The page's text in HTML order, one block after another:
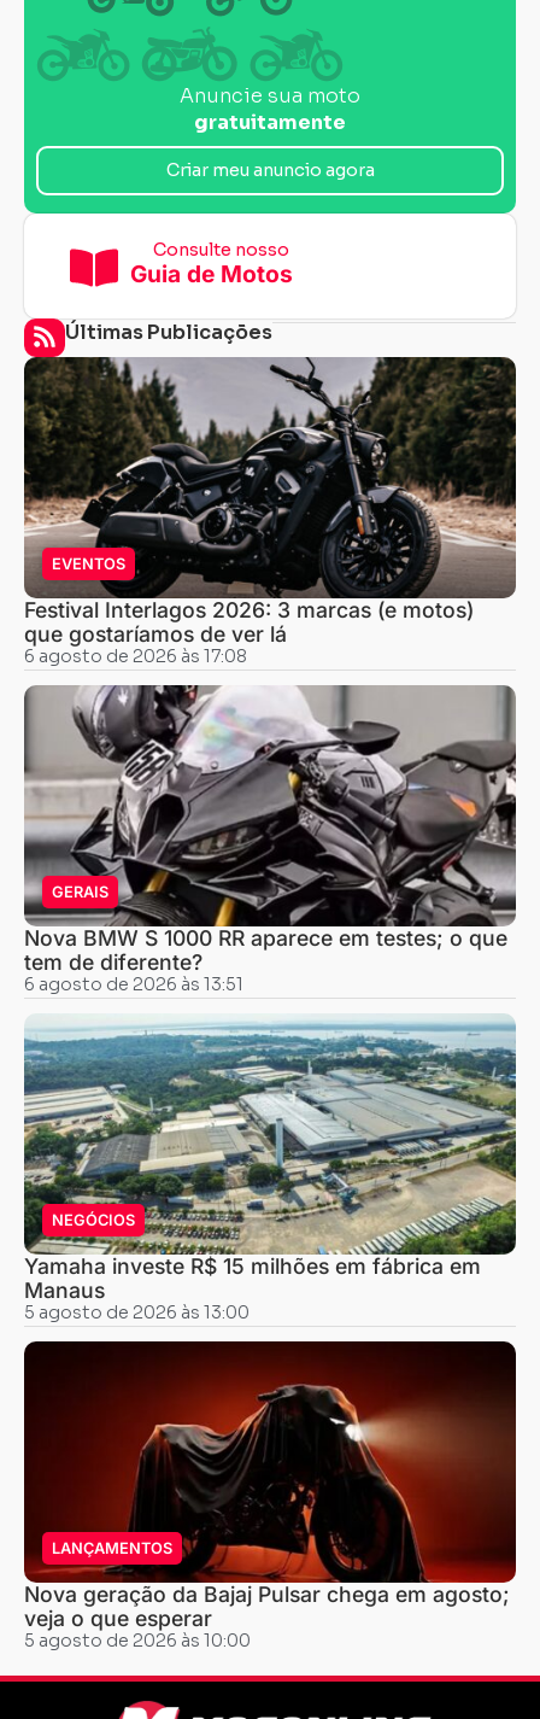
Anuncie sua moto
gratuitamente
Criar meu anuncio agora
Consulte nosso
Guia de Motos
Últimas Publicações
EVENTOS
Festival Interlagos 2026: 3 marcas (e motos)
que gostaríamos de ver lá
6 agosto de 2026 às 17:08
GERAIS
Nova BMW S 1000 RR aparece em testes; o que
tem de diferente?
6 agosto de 2026 às 13:51
NEGÓCIOS
Yamaha investe R$ 15 milhões em fábrica em
Manaus
5 agosto de 2026 às 13:00
LANÇAMENTOS
Nova geração da Bajaj Pulsar chega em agosto;
veja o que esperar
5 agosto de 2026 às 10:00